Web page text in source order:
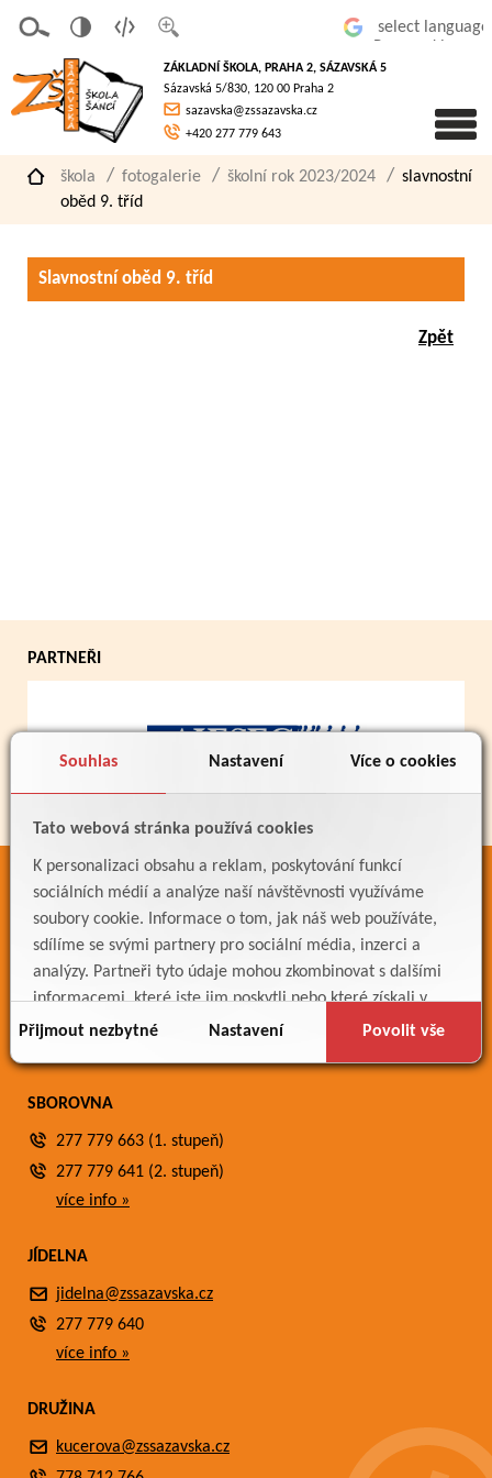
Souhlas Nastavení Více o cookies
Tato webová stránka používá cookies
K personalizaci obsahu a reklam, poskytování funkcí
sociálních médií a analýze naší návštěvnosti využíváme
soubory cookie. Informace o tom, jak náš web používáte,
sdílíme se svými partnery pro sociální média, inzerci a
analýzy. Partneři tyto údaje mohou zkombinovat s dalšími
informacemi, které jste jim poskytli nebo které získali v
důsledku toho, že používáte jejich služby.
Přijmout nezbytné Nastavení Povolit vše
písmo
á
verze
pro
slaboz
raké
ZÁKLADNÍ ŠKOLA, PRAHA 2, SÁZAVSKÁ 5
Sázavská 5/830, 120 00 Praha 2
sazavska@zssazavska.cz
+420 277 779 643
škola fotogalerie školní rok 2023/2024
slavnostní
oběd 9. tříd
Slavnostní oběd 9. tříd
Zpět
PARTNEŘI
ODKAZY
Bakaláři
Jídelníček
Meteostanice
SBOROVNA
277 779 663 (1. stupeň)
277 779 641 (2. stupeň)
více info »
JÍDELNA
jidelna@zssazavska.cz
277 779 640
více info »
DRUŽINA
kucerova@zssazavska.cz